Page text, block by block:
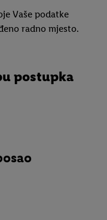
Vaše podatke
radno mjesto.
postupka